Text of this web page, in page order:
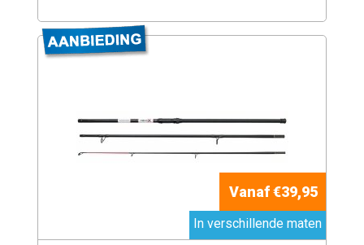
In verschillende maten
Vanaf €39,95